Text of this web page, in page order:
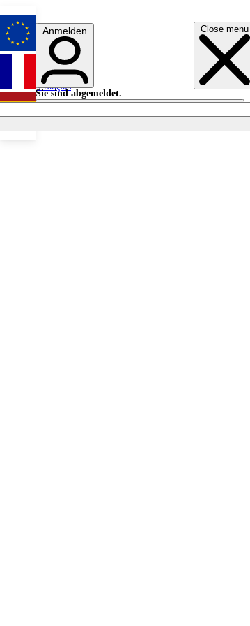
Close menu
English
Français
Anmelden
Sie sind abgemeldet.
Anmelden
Licht aus